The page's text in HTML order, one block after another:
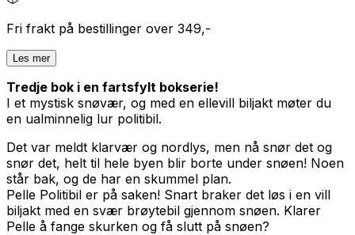
Fri frakt på bestillinger over 349,-
Les mer
Tredje bok i en fartsfylt bokserie!
I et mystisk snøvær, og med en ellevill biljakt møter du
en ualminnelig lur politibil.
Det var meldt klarvær og nordlys, men nå snør det og
snør det, helt til hele byen blir borte under snøen! Noen
står bak, og de har en skummel plan.
Pelle Politibil er på saken! Snart braker det løs i en vill
biljakt med en svær brøytebil gjennom snøen. Klarer
Pelle å fange skurken og få slutt på snøen?